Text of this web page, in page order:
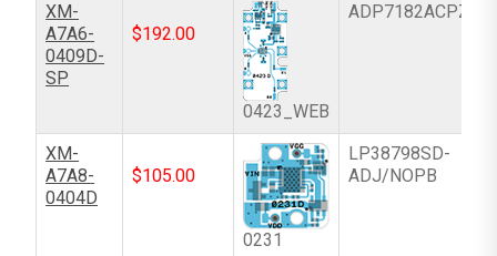
XM-
A7A6-
0409D-
SP
$192.00
0423_WEB
ADP7182ACPZ-R7
XM-
A7A8-
0404D
$105.00
0231
LP38798SD-
ADJ/NOPB